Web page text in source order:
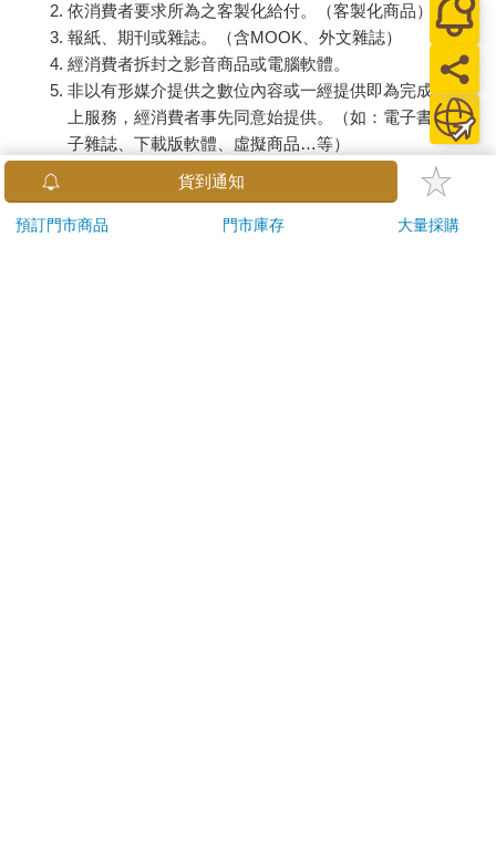
依消費者要求所為之客製化給付。（客製化商品）
報紙、期刊或雜誌。（含MOOK、外文雜誌）
經消費者拆封之影音商品或電腦軟體。
非以有形媒介提供之數位內容或一經提供即為完成之線
上服務，經消費者事先同意始提供。（如：電子書、電
子雜誌、下載版軟體、虛擬商品…等）
已拆封之個人衛生用品。（如：內衣褲、刮鬍刀、除毛
若非上列種類商品，均享有到貨7天的猶豫期（含例假
貨到通知
預訂門市商品 門市庫存 大量採購